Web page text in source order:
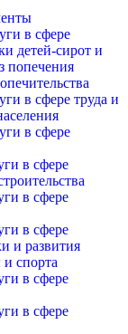
в сфере
детей-сирот и
попечения
в сфере труда и
в сфере
в сфере
в сфере
в сфере
и развития
спорта
в сфере
в сфере